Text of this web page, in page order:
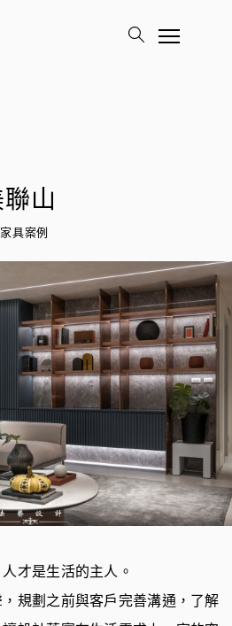
山
具案例
才是生活的主人。
規劃之前與客戶完善溝通，了解